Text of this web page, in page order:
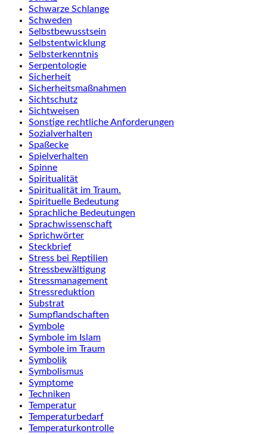
Schwarze Schlange
Schweden
Selbstbewusstsein
Selbstentwicklung
Selbsterkenntnis
Serpentologie
Sicherheit
Sicherheitsmaßnahmen
Sichtschutz
Sichtweisen
Sonstige rechtliche Anforderungen
Sozialverhalten
Spaßecke
Spielverhalten
Spinne
Spiritualität
Spiritualität im Traum.
Spirituelle Bedeutung
Sprachliche Bedeutungen
Sprachwissenschaft
Sprichwörter
Steckbrief
Stress bei Reptilien
Stressbewältigung
Stressmanagement
Stressreduktion
Substrat
Sumpflandschaften
Symbole
Symbole im Islam
Symbole im Traum
Symbolik
Symbolismus
Symptome
Techniken
Temperatur
Temperaturbedarf
Temperaturkontrolle